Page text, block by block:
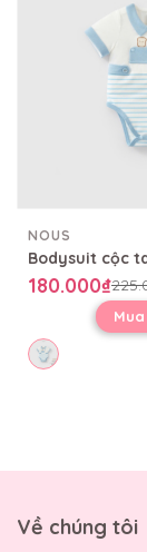
NOUS
180.000₫
Về chúng tôi